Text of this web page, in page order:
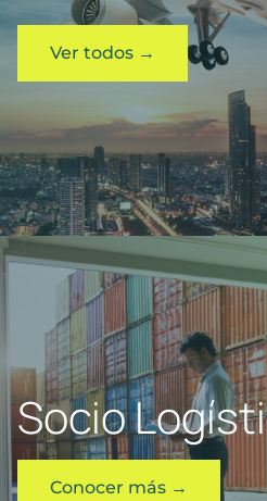
Ver todos →
Socio
Conocer más →